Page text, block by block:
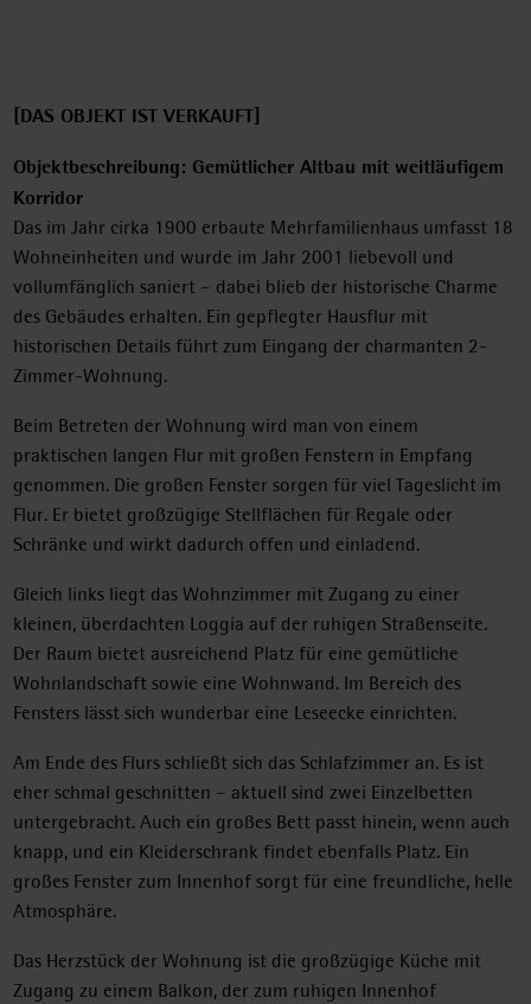
[DAS OBJEKT IST VERKAUFT]
Objektbeschreibung: Gemütlicher Altbau mit weitläufigem
Korridor
Das im Jahr cirka 1900 erbaute Mehrfamilienhaus umfasst 18
Wohneinheiten und wurde im Jahr 2001 liebevoll und
vollumfänglich saniert – dabei blieb der historische Charme
des Gebäudes erhalten. Ein gepflegter Hausflur mit
historischen Details führt zum Eingang der charmanten 2-
Zimmer-Wohnung.
Beim Betreten der Wohnung wird man von einem
praktischen langen Flur mit großen Fenstern in Empfang
genommen. Die großen Fenster sorgen für viel Tageslicht im
Flur. Er bietet großzügige Stellflächen für Regale oder
Schränke und wirkt dadurch offen und einladend.
Gleich links liegt das Wohnzimmer mit Zugang zu einer
kleinen, überdachten Loggia auf der ruhigen Straßenseite.
Der Raum bietet ausreichend Platz für eine gemütliche
Wohnlandschaft sowie eine Wohnwand. Im Bereich des
Fensters lässt sich wunderbar eine Leseecke einrichten.
Am Ende des Flurs schließt sich das Schlafzimmer an. Es ist
eher schmal geschnitten – aktuell sind zwei Einzelbetten
untergebracht. Auch ein großes Bett passt hinein, wenn auch
knapp, und ein Kleiderschrank findet ebenfalls Platz. Ein
großes Fenster zum Innenhof sorgt für eine freundliche, helle
Atmosphäre.
Das Herzstück der Wohnung ist die großzügige Küche mit
Zugang zu einem Balkon, der zum ruhigen Innenhof